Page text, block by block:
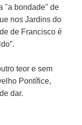
"a bondade" de
nos Jardins do
de Francisco é
teor e sem
Pontífice,
dar.